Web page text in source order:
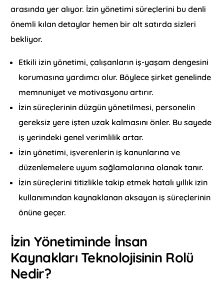
arasında yer alıyor. İzin yönetimi süreçlerini bu denli
önemli kılan detaylar hemen bir alt satırda sizleri
bekliyor.
Etkili izin yönetimi, çalışanların iş-yaşam dengesini
korumasına yardımcı olur. Böylece şirket genelinde
memnuniyet ve motivasyonu artırır.
İzin süreçlerinin düzgün yönetilmesi, personelin
gereksiz yere işten uzak kalmasını önler. Bu sayede
iş yerindeki genel verimlilik artar.
İzin yönetimi, işverenlerin iş kanunlarına ve
düzenlemelere uyum sağlamalarına olanak tanır.
İzin süreçlerini titizlikle takip etmek hatalı yıllık izin
kullanımından kaynaklanan aksayan iş süreçlerinin
önüne geçer.
İzin Yönetiminde İnsan
Kaynakları Teknolojisinin Rolü
Nedir?